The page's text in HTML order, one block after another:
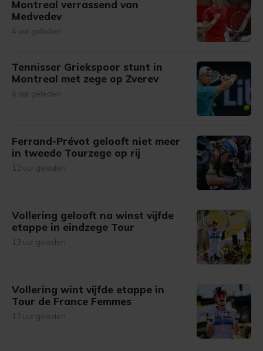
Montreal verrassend van
Medvedev
4 uur geleden
Tennisser Griekspoor stunt in
Montreal met zege op Zverev
6 uur geleden
Ferrand-Prévot gelooft niet meer
in tweede Tourzege op rij
12 uur geleden
Vollering gelooft na winst vijfde
etappe in eindzege Tour
13 uur geleden
Vollering wint vijfde etappe in
Tour de France Femmes
13 uur geleden